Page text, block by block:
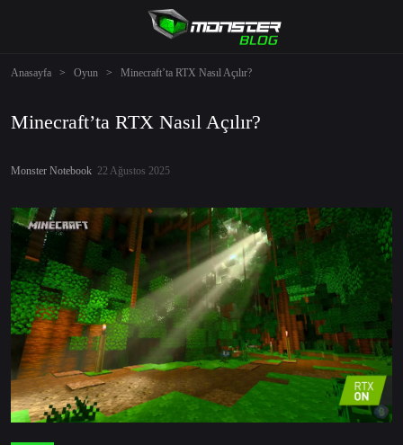
Anasayfa > Oyun > Minecraft’ta RTX Nasıl Açılır?
Minecraft’ta RTX Nasıl Açılır?
Monster Notebook 22 Ağustos 2025